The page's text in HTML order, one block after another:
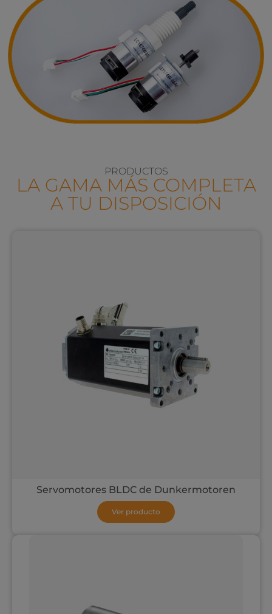
PRODUCTOS
LA GAMA MÁS COMPLETA
A TU DISPOSICIÓN
Servomotores BLDC de Dunkermotoren
Ver producto